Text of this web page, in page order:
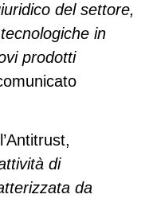
del settore,
in
prodotti
di
da